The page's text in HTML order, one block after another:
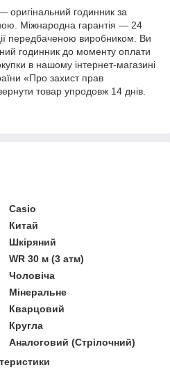
годинник за
Міжнародна гарантія — 24
передбаченою виробником. Ви
годинник до моменту оплати
в нашому інтернет-магазині
«Про захист прав
товар упродовж 14 днів.
Casio
Китай
Шкіряний
WR 30 м (3 атм)
Чоловіча
Мінеральне
Кварцовий
Кругла
Аналоговий (Стрілочний)